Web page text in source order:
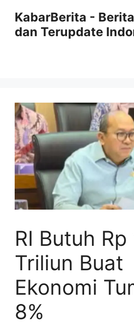
KabarBerita -
dan Terupdate
RI Butuh
Triliun Buat
Ekonomi
8%